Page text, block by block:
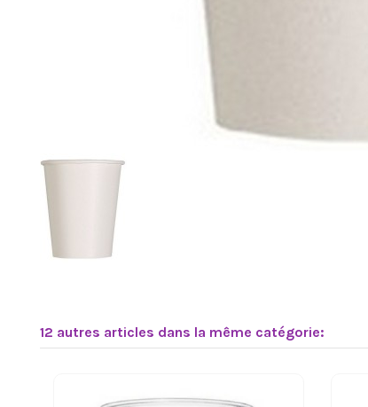
12 autres articles dans la même catégorie: